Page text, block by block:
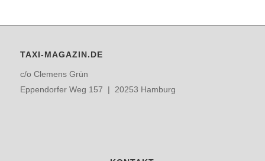
TAXI-MAGAZIN.DE
c/o Clemens Grün
Eppendorfer Weg 157 | 20253 Hamburg